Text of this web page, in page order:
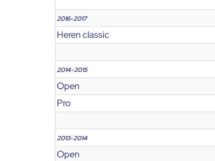
2016-2017
Heren classic
2014-2015
Open
Pro
2013-2014
Open